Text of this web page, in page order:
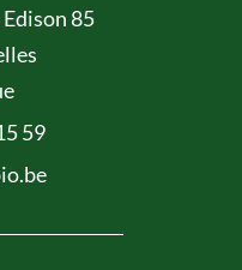
85
59